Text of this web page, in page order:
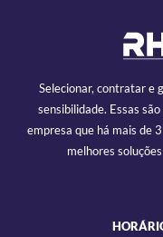
Selecionar, contratar e
sensibilidade. Essas
empresa que há mais de
melhores